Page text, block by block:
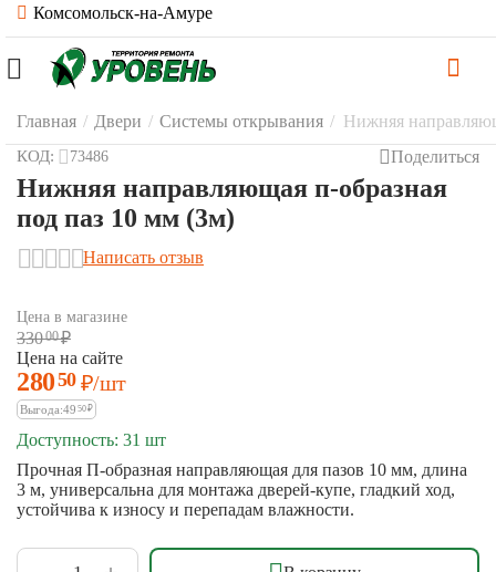
Комсомольск-на-Амуре
Главная / Двери / Системы открывания / Нижняя
КОД: 73486 Поделиться
Нижняя направляющая п-образная
под паз 10 мм (3м)
Написать отзыв
Цена в магазине
33000₽
Цена на сайте
28050 ₽/шт
Выгода:49 50₽
Доступность: 31 шт
Прочная П-образная направляющая для пазов 10 мм, длина
3 м, универсальна для монтажа дверей-купе, гладкий ход,
устойчива к износу и перепадам влажности.